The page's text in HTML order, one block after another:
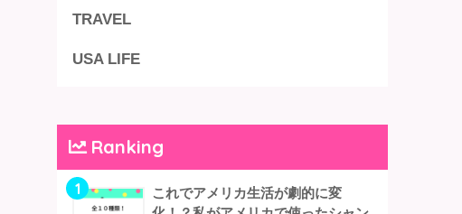
TRAVEL
USA LIFE
Ranking
1
これでアメリカ生活が劇的に変